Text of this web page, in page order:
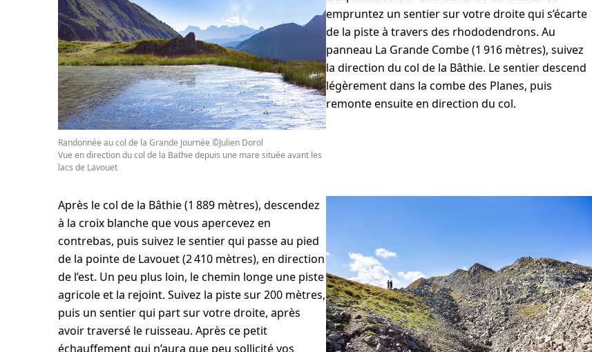
Randonnée au col de la Grande Journée ©Julien Dorol
Vue en direction du col de la Bathie depuis une mare située avant les
lacs de Lavouet
empruntez un sentier sur votre droite qui s’écarte
de la piste à travers des rhododendrons. Au
panneau La Grande Combe (1 916 mètres), suivez
la direction du col de la Bâthie. Le sentier descend
légèrement dans la combe des Planes, puis
remonte ensuite en direction du col.
Après le col de la Bâthie (1 889 mètres), descendez
à la croix blanche que vous apercevez en
contrebas, puis suivez le sentier qui passe au pied
de la pointe de Lavouet (2 410 mètres), en direction
de l’est. Un peu plus loin, le chemin longe une piste
agricole et la rejoint. Suivez la piste sur 200 mètres,
puis un sentier qui part sur votre droite, après
avoir traversé le ruisseau. Après ce petit
échauffement qui n’aura que peu sollicité vos